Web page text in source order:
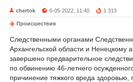
chertok 6-05-2022, 11:40 1 313
Происшествия
Следственными органами
Архангельской области и Ненецкому
завершено предварительное
по обвинению 46-летнего
причинение тяжкого вреда здоровью,